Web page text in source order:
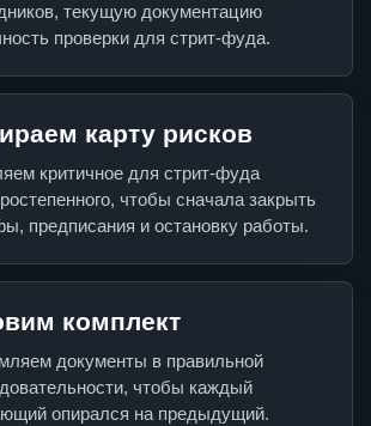
текущую документацию
проверки для стрит-фуда.
карту рисков
критичное для стрит-фуда
чтобы сначала закрыть
предписания и остановку работы.
комплект
документы в правильной
чтобы каждый
опирался на предыдущий.